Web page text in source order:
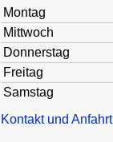
Montag
Mittwoch
Donnerstag
Freitag
Samstag
Kontakt und Anfahrt